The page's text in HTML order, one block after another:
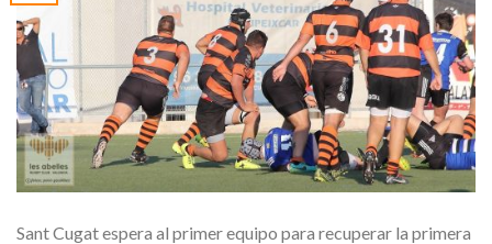
Sant Cugat espera al primer equipo para recuperar la primera